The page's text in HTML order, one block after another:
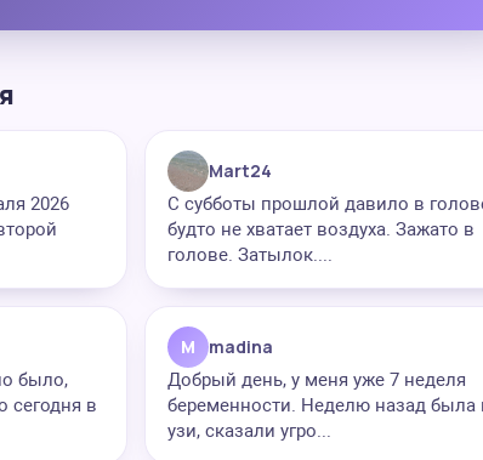
2026
Mart24
С субботы прошлой давило в
будто не хватает воздуха. Зажато в
голове. Затылок....
было,
сегодня в
M madina
Добрый день, у меня уже 7 неделя
беременности. Неделю назад была
узи, сказали угро...